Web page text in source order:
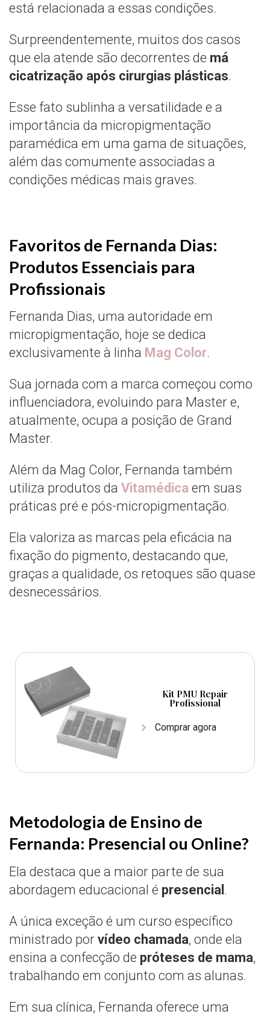
está relacionada a essas condições.
Surpreendentemente, muitos dos casos
que ela atende são decorrentes de má
cicatrização após cirurgias plásticas.
Esse fato sublinha a versatilidade e a
importância da micropigmentação
paramédica em uma gama de situações,
além das comumente associadas a
condições médicas mais graves.
Favoritos de Fernanda Dias:
Produtos Essenciais para
Profissionais
Fernanda Dias, uma autoridade em
micropigmentação, hoje se dedica
exclusivamente à linha Mag Color.
Sua jornada com a marca começou como
influenciadora, evoluindo para Master e,
atualmente, ocupa a posição de Grand
Master.
Além da Mag Color, Fernanda também
utiliza produtos da Vitamédica em suas
práticas pré e pós-micropigmentação.
Ela valoriza as marcas pela eficácia na
fixação do pigmento, destacando que,
graças a qualidade, os retoques são quase
desnecessários.
Kit PMU Repair
Profissional
Comprar agora
Metodologia de Ensino de
Fernanda: Presencial ou Online?
Ela destaca que a maior parte de sua
abordagem educacional é presencial .
A única exceção é um curso específico
ministrado por vídeo chamada, onde ela
ensina a confecção de próteses de mama,
trabalhando em conjunto com as alunas.
Em sua clínica, Fernanda oferece uma